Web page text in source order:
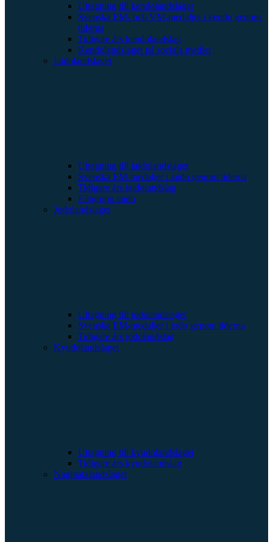
Uttagning till kendolandslaget
Svenska EM- och VM-medaljer i kendo genom
tiderna
Tidigare års kendolandslag
Kendolandslaget på sociala medier
Iaidolandslaget
Uttagning till iaidolandslaget
Svenska EM-medaljer i iaido genom tiderna
Tidigare års iaidolandslag
Elitgrupp iaido
Jodolandslaget
Uttagning till jodolandslaget
Svenska EM-medaljer i jodo genom tiderna
Tidigare års jodolandslag
Kyudolandslaget
Uttagning till kyudolandslaget
Tidigare års kyudolandslag
Naginatalandslaget